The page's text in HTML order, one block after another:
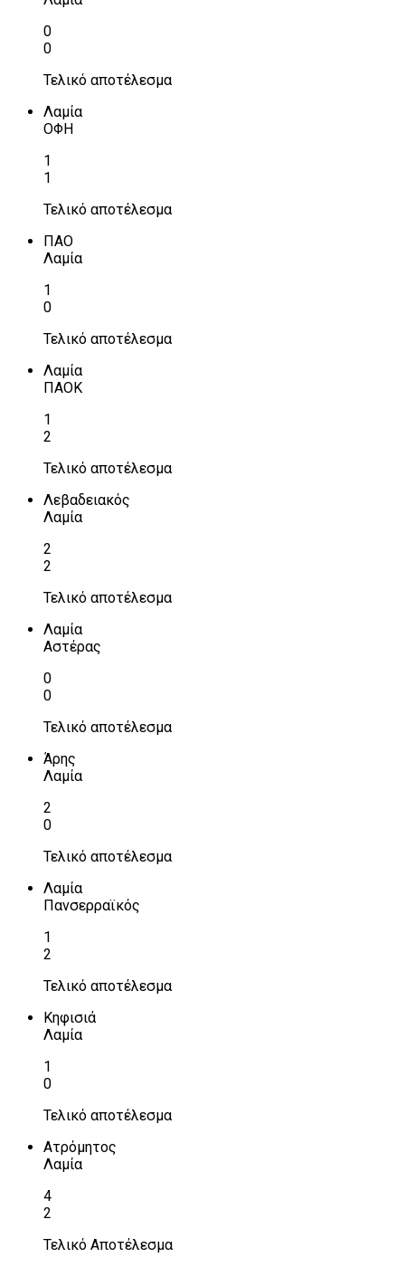
0
0
Τελικό αποτέλεσμα
Λαμία
ΟΦΗ
1
1
Τελικό αποτέλεσμα
ΠΑΟ
Λαμία
1
0
Τελικό αποτέλεσμα
Λαμία
ΠΑΟΚ
1
2
Τελικό αποτέλεσμα
Λεβαδειακός
Λαμία
2
2
Τελικό αποτέλεσμα
Λαμία
Αστέρας
0
0
Τελικό αποτέλεσμα
Άρης
Λαμία
2
0
Τελικό αποτέλεσμα
Λαμία
Πανσερραϊκός
1
2
Τελικό αποτέλεσμα
Κηφισιά
Λαμία
1
0
Τελικό αποτέλεσμα
Ατρόμητος
Λαμία
4
2
Τελικό Αποτέλεσμα